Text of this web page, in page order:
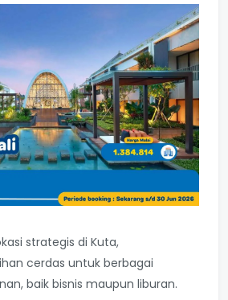
strategis di Kuta,
cerdas untuk berbagai
baik bisnis maupun liburan.